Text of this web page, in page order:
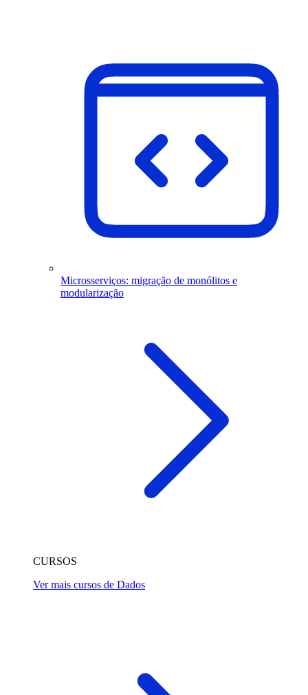
Microsserviços: migração de monólitos e
modularização
CURSOS
Ver mais cursos de Dados